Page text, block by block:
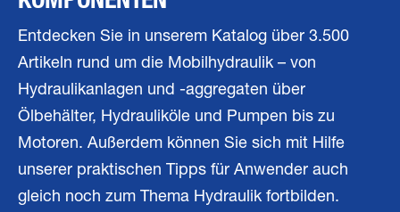
Entdecken Sie in unserem Katalog über 3.500
Artikeln rund um die Mobilhydraulik – von
Hydraulikanlagen und -aggregaten über
Ölbehälter, Hydrauliköle und Pumpen bis zu
Motoren. Außerdem können Sie sich mit Hilfe
unserer praktischen Tipps für Anwender auch
gleich noch zum Thema Hydraulik fortbilden.